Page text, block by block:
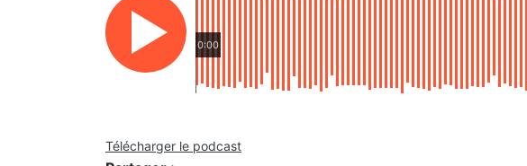
0:00
Télécharger le podcast